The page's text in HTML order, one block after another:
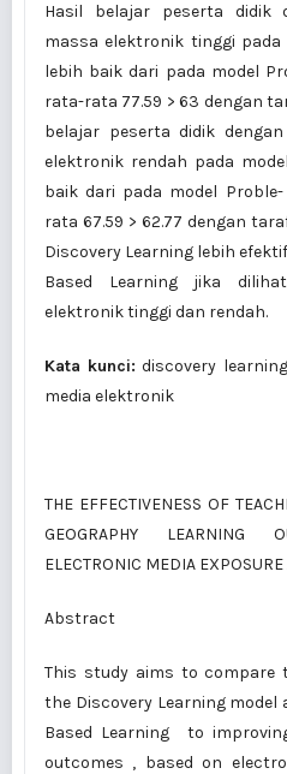
Hasil belajar peserta didik
massa elektronik tinggi pada
lebih baik dari pada model
rata-rata 77.59 > 63 dengan
belajar peserta didik
elektronik rendah pada
baik dari pada model
rata 67.59 > 62.77 dengan
Discovery Learning lebih
Based Learning jika
elektronik tinggi dan rendah.
Kata kunci: discovery
media elektronik
THE EFFECTIVENESS OF
GEOGRAPHY LEARNING
ELECTRONIC MEDIA EXPOSURE
Abstract
This study aims to compare
the Discovery Learning
Based Learning to
outcomes , based on